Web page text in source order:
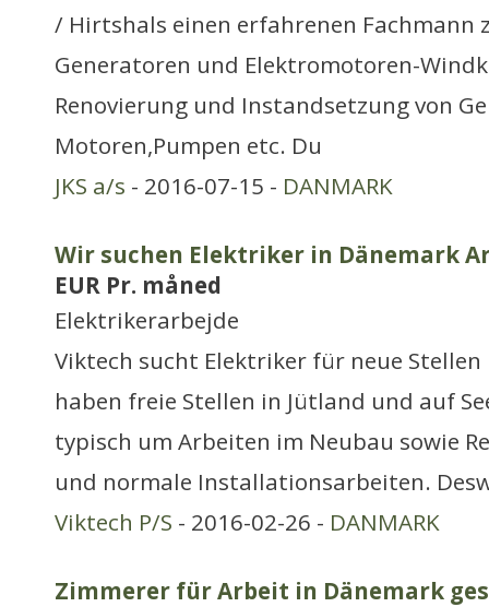
/ Hirtshals einen erfahrenen Fachmann
Generatoren und Elektromotoren-
Renovierung und Instandsetzung von
Motoren,Pumpen etc. Du
JKS a/s - 2016-07-15 - DANMARK
Wir suchen Elektriker in Dänemark
EUR Pr. måned
Elektrikerarbejde
Viktech sucht Elektriker für neue
haben freie Stellen in Jütland und auf
typisch um Arbeiten im Neubau sowie
und normale Installationsarbeiten.
Viktech P/S - 2016-02-26 - DANMARK
Zimmerer für Arbeit in Dänemark